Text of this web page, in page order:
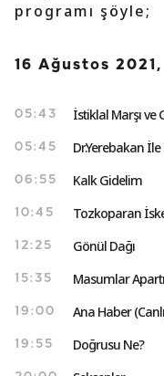
programı şöyle;
16 Ağustos
05:43 İstiklal Marşı ve
05:45 Dr.Yerebakan
06:55 Kalk Gidelim
10:45 Tozkoparan
12:25 Gönül Dağı
15:35 Masumlar
19:00 Ana Haber
19:55 Doğrusu Ne?